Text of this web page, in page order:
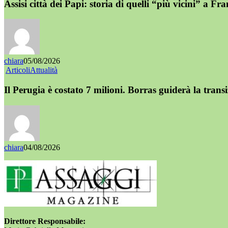
Assisi città dei Papi: storia di quelli “più vicini” a
chiara05/08/2026
ArticoliAttualità
Il Perugia è costato 7 milioni. Borras guiderà la
chiara04/08/2026
Direttore Responsabile: